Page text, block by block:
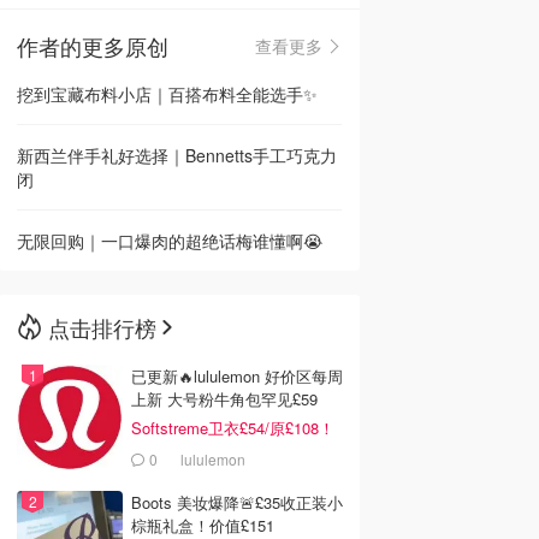
🇳🇿新西兰
作者的更多原创
查看更多
挖到宝藏布料小店｜百搭布料全能选手✨
新西兰伴手礼好选择｜Bennetts手工巧克力
闭
无限回购｜一口爆肉的超绝话梅谁懂啊😭
点击排行榜
已更新🔥lululemon 好价区每周
上新 大号粉牛角包罕见£59
Softstreme卫衣£54/原£108！
0 lululemon
Boots 美妆爆降🚨£35收正装小
棕瓶礼盒！价值£151